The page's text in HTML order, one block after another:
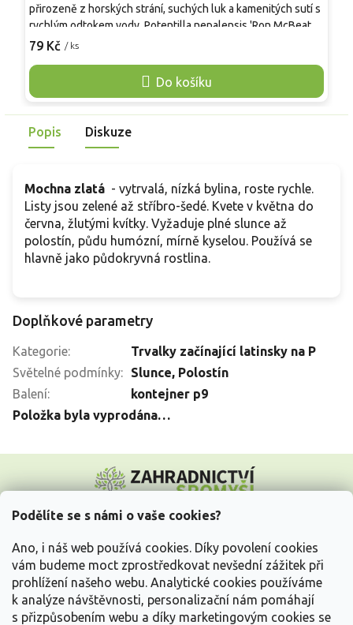
Podělíte se s námi o vaše cookies?
Ano, i náš web používá cookies. Díky povolení cookies
vám budeme moct zprostředkovat nevšední zážitek při
prohlížení našeho webu. Analytické cookies používáme
k analýze návštěvnosti, personalizační nám pomáhají
s přizpůsobením webu a díky marketingovým cookies se
79 Kč / ks
Do košíku
přirozeně z horských strání, suchých luk a kamenitých sutí s
rychlým odtokem vody. Potentilla nepalensis 'Ron McBeath'
tvoří trsnatý, široce rozložený habitus, v listu 30–40 cm, v
jemně chlupaté listy jsou středně až tmavě zelené. Od
června do září nese miskovité květy kolem 2 cm, sytě růžové
i motýly. Ve štěrku ladí se šalvějemi, šantou, levandulí,
řebříčky a jemnými travinami.
Popis Diskuze
Mochna zlatá - vytrvalá, nízká bylina, roste rychle.
Listy jsou zelené až stříbro-šedé. Kvete v května do
června, žlutými kvítky. Vyžaduje plné slunce až
polostín, půdu humózní, mírně kyselou. Používá se
hlavně jako půdokryvná rostlina.
Doplňkové parametry
Kategorie:
Trvalky začínající latinsky na P
Světelné podmínky: Slunce, Polostín
Balení:
kontejner p9
Položka byla vyprodána…
p
Vše o nákupu
Informace pro Vás